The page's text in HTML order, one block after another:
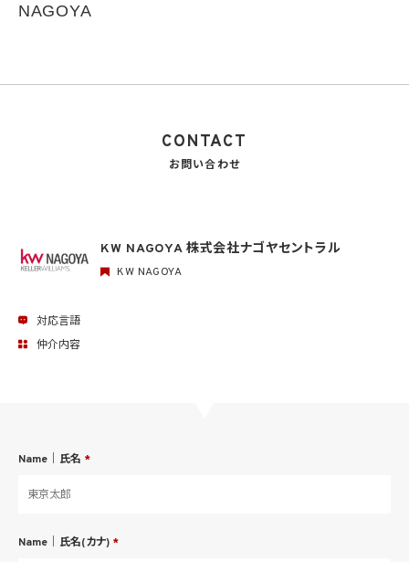
NAGOYA
CONTACT
お問い合わせ
KW NAGOYA 株式会社ナゴヤセントラル
KW NAGOYA
対応言語
仲介内容
Name｜氏名 *
Name｜氏名(カナ) *